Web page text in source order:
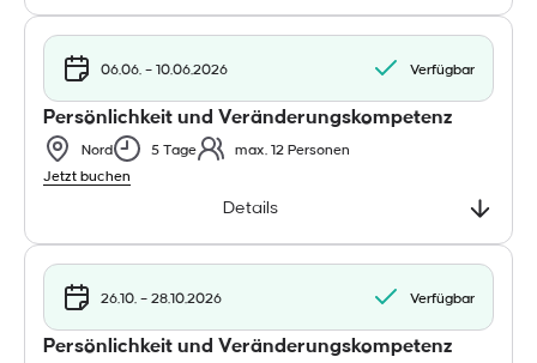
06.06. – 10.06.2026 Verfügbar
Persönlichkeit und Veränderungskompetenz
Nord 5 Tage max. 12 Personen
Details
Jetzt buchen
26.10. – 28.10.2026 Verfügbar
Persönlichkeit und Veränderungskompetenz